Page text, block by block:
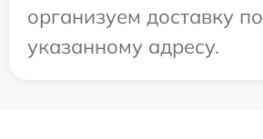
организуем доставку по
указанному адресу.